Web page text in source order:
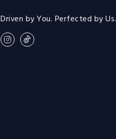
Driven by You. Perfected by Us.